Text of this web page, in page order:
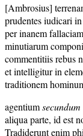
[Ambrosius]
prudentes iudicari
per inanem
minutiarum
commentitiis rebus
et intelligitur in
traditionem
agentium
aliqua parte, id est
Tradiderunt enim